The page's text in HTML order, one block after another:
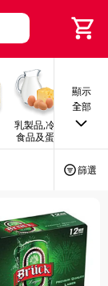
乳製品,冷凍
食品及蛋類
早餐
顯示
全部
篩選